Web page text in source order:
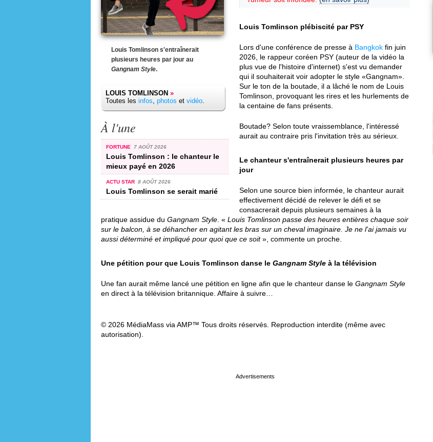
Louis Tomlinson s'entraînerait
plusieurs heures par jour au
Gangnam Style.
LOUIS TOMLINSON »
Toutes les infos, photos et vidéo.
À l'une
FORTUNE 7 AOÛT 2026
Louis Tomlinson : le chanteur le
mieux payé en 2026
ACTU STAR 8 AOÛT 2026
Louis Tomlinson se serait marié
Louis Tomlinson plébiscité par PSY
Lors d'une conférence de presse à Bangkok fin juin
2026, le rappeur coréen PSY (auteur de la vidéo la
plus vue de l'histoire d'internet) s'est vu demander
qui il souhaiterait voir adopter le style «Gangnam».
Sur le ton de la boutade, il a lâché le nom de Louis
Tomlinson, provoquant les rires et les hurlements de
la centaine de fans présents.
Boutade? Selon toute vraissemblance, l'intéressé
aurait au contraire pris l'invitation très au sérieux.
Le chanteur s'entraînerait plusieurs heures par
jour
Selon une source bien informée, le chanteur aurait
effectivement décidé de relever le défi et se
consacrerait depuis plusieurs semaines à la
pratique assidue du Gangnam Style . « Louis Tomlinson passe des heures entières chaque soir
sur le balcon, à se déhancher en agitant les bras sur un cheval imaginaire. Je ne l'ai jamais vu
aussi déterminé et impliqué pour quoi que ce soit», commente un proche.
Une pétition pour que Louis Tomlinson danse le Gangnam Style à la télévision
Une fan aurait même lancé une pétition en ligne afin que le chanteur danse le Gangnam Style
en direct à la télévision britannique. Affaire à suivre…
© 2026 MédiaMass via AMP™ Tous droits réservés. Reproduction interdite (même avec
autorisation).